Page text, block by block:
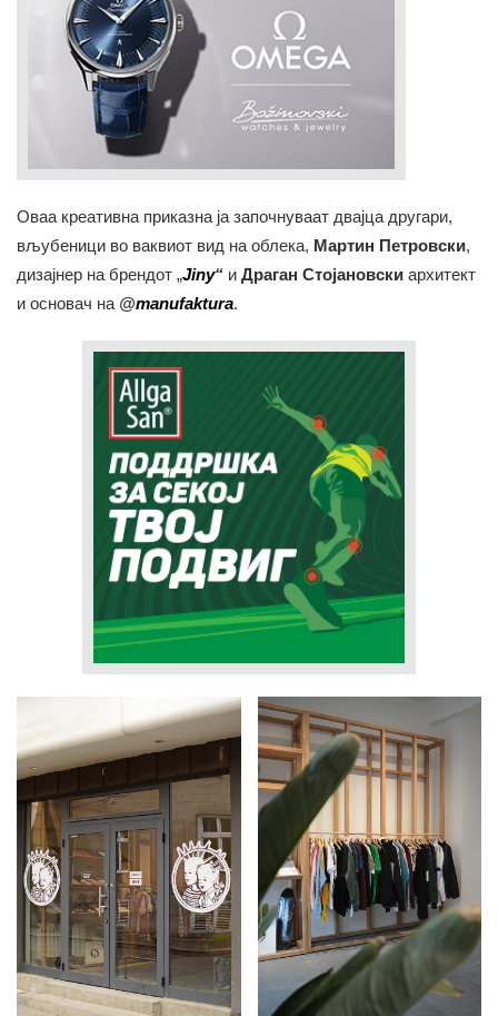
Оваа креативна приказна ја започнуваат двајца другари,
вљубеници во ваквиот вид на облека, Мартин Петровски,
дизајнер на брендот „Jiny“ и Драган Стојановски архитект
и основач на @manufaktura.